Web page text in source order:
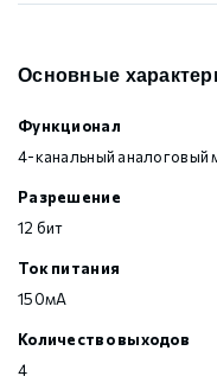
Основные
Функционал
4-канальный аналоговый
Разрешение
12 бит
Ток питания
150мА
Количество выходов
4